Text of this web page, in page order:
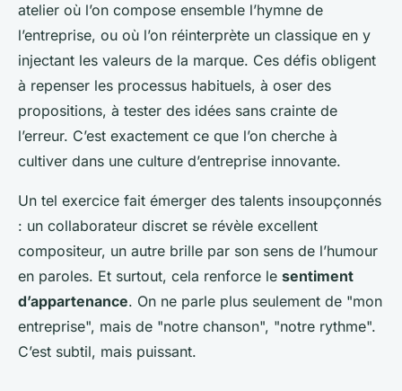
atelier où l’on compose ensemble l’hymne de
l’entreprise, ou où l’on réinterprète un classique en y
injectant les valeurs de la marque. Ces défis obligent
à repenser les processus habituels, à oser des
propositions, à tester des idées sans crainte de
l’erreur. C’est exactement ce que l’on cherche à
cultiver dans une culture d’entreprise innovante.
Un tel exercice fait émerger des talents insoupçonnés
: un collaborateur discret se révèle excellent
compositeur, un autre brille par son sens de l’humour
en paroles. Et surtout, cela renforce le sentiment
d’appartenance. On ne parle plus seulement de "mon
entreprise", mais de "notre chanson", "notre rythme".
C’est subtil, mais puissant.